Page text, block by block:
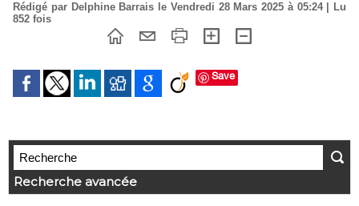
Rédigé par Delphine Barrais le Vendredi 28 Mars 2025 à 05:24 | Lu
852 fois
Save
Recherche avancée